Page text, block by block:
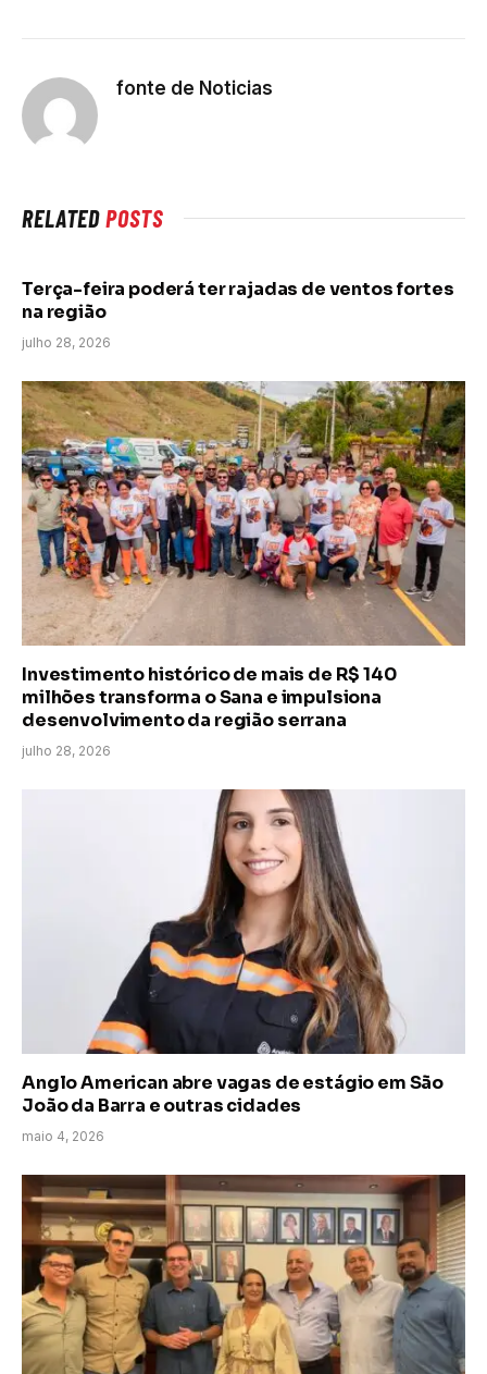
fonte de Noticias
RELATEDPOSTS
Terça-feira poderá ter rajadas de ventos fortes
na região
julho 28, 2026
Investimento histórico de mais de R$ 140
milhões transforma o Sana e impulsiona
desenvolvimento da região serrana
julho 28, 2026
Anglo American abre vagas de estágio em São
João da Barra e outras cidades
maio 4, 2026